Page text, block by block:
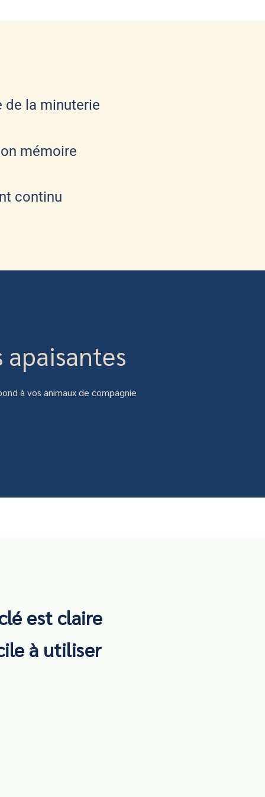
de la minuterie
mémoire
continu
apaisantes
à vos animaux de compagnie
est claire
à utiliser